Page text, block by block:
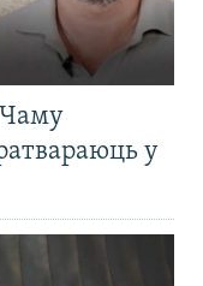
у